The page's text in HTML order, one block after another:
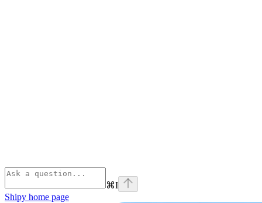
⌘I
Shipy home page